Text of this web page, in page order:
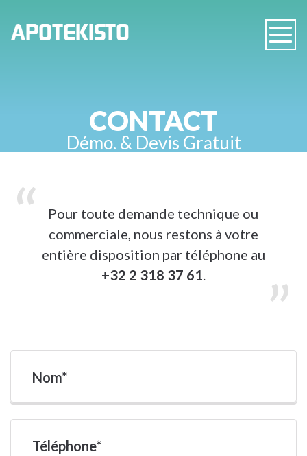
APOTEKISTO
CONTACT
Démo. & Devis Gratuit
Pour toute demande technique ou
commerciale, nous restons à votre
entière disposition par téléphone au
+32 2 318 37 61.
Nom*
Téléphone*